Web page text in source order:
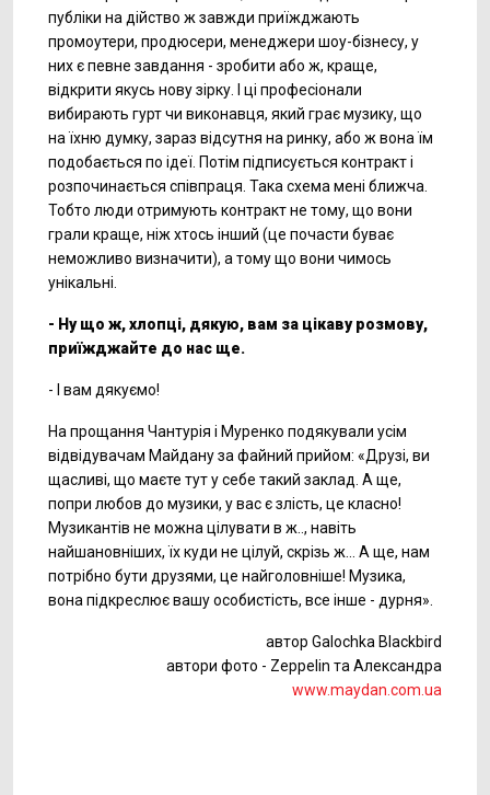
публіки на дійство ж завжди приїжджають
промоутери, продюсери, менеджери шоу-бізнесу, у
них є певне завдання - зробити або ж, краще,
відкрити якусь нову зірку. І ці професіонали
вибирають гурт чи виконавця, який грає музику, що
на їхню думку, зараз відсутня на ринку, або ж вона їм
подобається по ідеї. Потім підписується контракт і
розпочинається співпраця. Така схема мені ближча.
Тобто люди отримують контракт не тому, що вони
грали краще, ніж хтось інший (це почасти буває
неможливо визначити), а тому що вони чимось
унікальні.
- Ну що ж, хлопці, дякую, вам за цікаву розмову,
приїжджайте до нас ще.
- І вам дякуємо!
На прощання Чантурія і Муренко подякували усім
відвідувачам Майдану за файний прийом: «Друзі, ви
щасливі, що маєте тут у себе такий заклад. А ще,
попри любов до музики, у вас є злість, це класно!
Музикантів не можна цілувати в ж.., навіть
найшановніших, їх куди не цілуй, скрізь ж... А ще, нам
потрібно бути друзями, це найголовніше! Музика,
вона підкреслює вашу особистість, все інше - дурня».
автор Galochka Blackbird
автори фото - Zeppelin та Александра
www.maydan.com.ua